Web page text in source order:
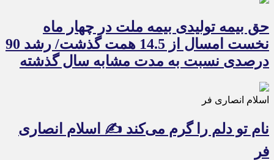
حق بیمه تولیدی بیمه ملت در چهار ماه
نخست امسال از 14.5 همت گذشت/ رشد 90
درصدی نسبت به مدت مشابه سال گذشته
اسلام انصاری فر
نام تو دلم را گرم می‌کند ✍️ اسلام انصاری
فر